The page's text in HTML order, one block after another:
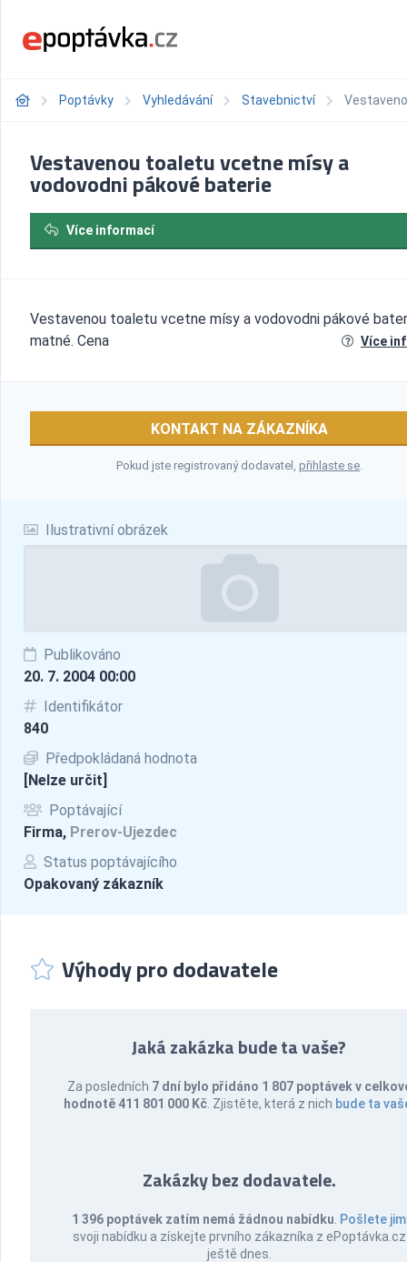
Poptávky Vyhledávání Stavebnictví
Ilustrativní obrázek
Publikováno
20. 7. 2004 00:00
Identifikátor
840
Předpokládaná hodnota
[Nelze určit]
Poptávající
Firma, Prerov-Ujezdec
Status poptávajícího
Opakovaný zákazník
Vestavenou toaletu vcetne mísy a
vodovodni pákové baterie
Více informací
Vestavenou toaletu vcetne mísy a vodovodni pákové
matné. Cena
Více
KONTAKT NA ZÁKAZNÍKA
Pokud jste registrovaný dodavatel, přihlaste se.
Výhody pro dodavatele
Jaká zakázka bude ta vaše?
Za posledních 7 dní bylo přidáno 1 807 poptávek v
hodnotě 411 801 000 Kč . Zjistěte, která z nich bude ta
Zakázky bez dodavatele.
1 396 poptávek zatím nemá žádnou nabídku Pošlete jim
svoji nabídku a získejte prvního zákazníka z ePoptávka.cz
ještě dnes.